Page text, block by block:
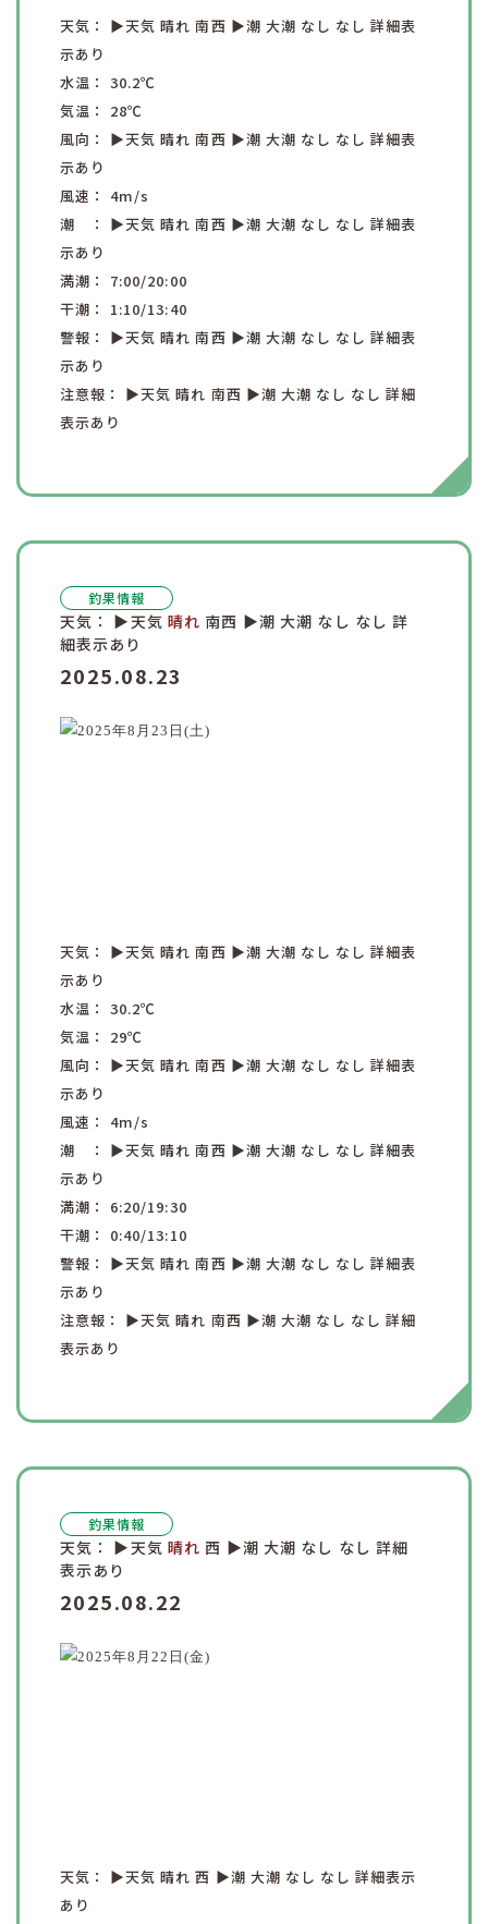
天気： ▶︎天気晴れ南西 ▶︎潮 大潮 なし なし詳細表
示あり
水温：30.2℃
気温： 28℃
風向： ▶︎天気晴れ南西 ▶︎潮 大潮 なし なし詳細表
示あり
風速： 4m/s
潮 ： ▶︎天気晴れ南西 ▶︎潮 大潮 なし なし詳細表
示あり
満潮： 7:00/20:00
干潮： 1:10/13:40
警報： ▶︎天気晴れ南西 ▶︎潮 大潮 なし なし詳細表
示あり
注意報： ▶︎天気晴れ 南西 ▶︎潮 大潮 なし なし詳細
表示あり
釣果情報
天気： ▶︎天気 晴れ 南西 ▶︎潮 大潮 なし なし 詳
細表示あり
2025.08.23
天気： ▶︎天気晴れ南西 ▶︎潮 大潮 なし なし詳細表
示あり
水温：30.2℃
気温： 29℃
風向： ▶︎天気晴れ南西 ▶︎潮 大潮 なし なし詳細表
示あり
風速： 4m/s
潮 ： ▶︎天気晴れ南西 ▶︎潮 大潮 なし なし詳細表
示あり
満潮： 6:20/19:30
干潮： 0:40/13:10
警報： ▶︎天気晴れ南西 ▶︎潮 大潮 なし なし詳細表
示あり
注意報： ▶︎天気晴れ 南西 ▶︎潮 大潮 なし なし詳細
表示あり
釣果情報
天気： ▶︎天気 晴れ 西 ▶︎潮 大潮 なし なし 詳細
表示あり
2025.08.22
天気： ▶︎天気晴れ西 ▶︎潮 大潮 なし なし詳細表示
あり